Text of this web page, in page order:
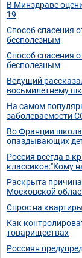
В Минздраве
19
Способ спасения
бесполезным
Способ спасения
бесполезным
Ведущий
восьмилетнему
На самом
заболеваемости
Во Франции школа
опаздывающих
Россия всегда в
классиков:"Кому
Раскрыта
Московской
Спрос на
Как
товариществах
Россиян